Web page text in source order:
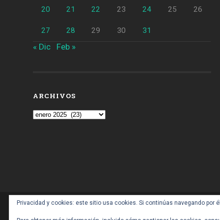
20 21 22 23 24 25 26
27 28 29 30 31
« Dic Feb »
ARCHIVOS
Archivos
Privacidad y cookies: este sitio usa cookies. Si continúas navegando por